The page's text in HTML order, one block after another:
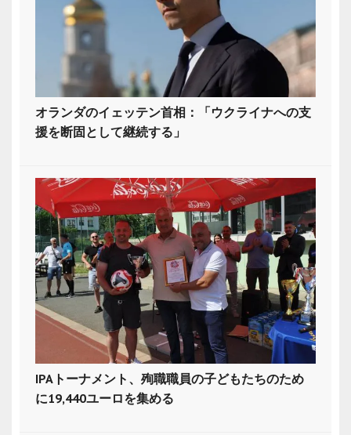
オランダのイェッテン首相：「ウクライナへの支
援を断固として継続する」
IPAトーナメント、殉職職員の子どもたちのため
に19,440ユーロを集める